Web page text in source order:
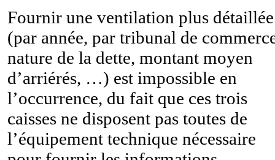
Fournir une ventilation plus détaillée
(par année, par tribunal de
nature de la dette, montant moyen
d’arriérés, …) est impossible en
l’occurrence, du fait que ces trois
caisses ne disposent pas toutes de
l’équipement technique nécessaire